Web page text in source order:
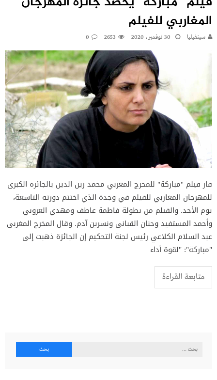
المغاربي للفيلم
سينفيليا 30 نوفمبر، 2020 2653
0
فاز فيلم "مباركة" للمخرج المغربي محمد زين الدين بالجائزة الكبرى
للمهرجان المغاربي للفيلم في وجدة الذي اختتم دورته التاسعة،
يوم الأحد. والفيلم من بطولة فاطمة عاطف ومهدي العروبي
وأحمد المستفيد وحنان القباني ونسرين آدم. وقال المخرج المغربي
عبد السلام الكلاعي رئيس لجنة التحكيم إن الجائزة ذهبت إلى
"مباركة": "لقوة أداء
متابعة القراءة
البحث